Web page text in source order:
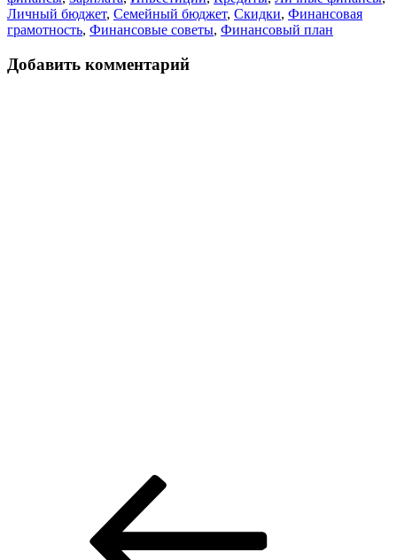
Личный бюджет, Семейный бюджет, Скидки, Финансовая
грамотность, Финансовые советы, Финансовый план
Добавить комментарий